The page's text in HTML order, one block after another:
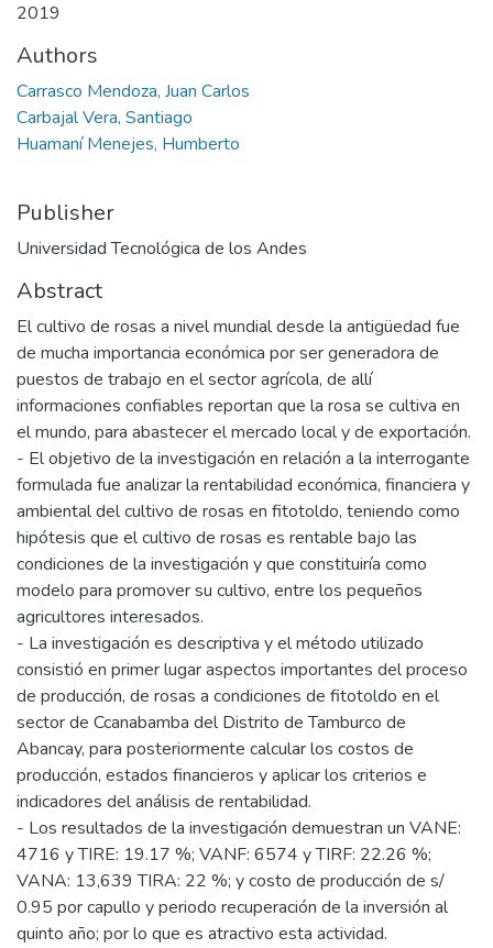
2019
Authors
Carrasco Mendoza, Juan Carlos
Carbajal Vera, Santiago
Huamaní Menejes, Humberto
Publisher
Universidad Tecnológica de los Andes
Abstract
El cultivo de rosas a nivel mundial desde la antigüedad fue
de mucha importancia económica por ser generadora de
puestos de trabajo en el sector agrícola, de allí
informaciones confiables reportan que la rosa se cultiva en
el mundo, para abastecer el mercado local y de exportación.
- El objetivo de la investigación en relación a la interrogante
formulada fue analizar la rentabilidad económica, financiera y
ambiental del cultivo de rosas en fitotoldo, teniendo como
hipótesis que el cultivo de rosas es rentable bajo las
condiciones de la investigación y que constituiría como
modelo para promover su cultivo, entre los pequeños
agricultores interesados.
- La investigación es descriptiva y el método utilizado
consistió en primer lugar aspectos importantes del proceso
de producción, de rosas a condiciones de fitotoldo en el
sector de Ccanabamba del Distrito de Tamburco de
Abancay, para posteriormente calcular los costos de
producción, estados financieros y aplicar los criterios e
indicadores del análisis de rentabilidad.
- Los resultados de la investigación demuestran un VANE:
4716 y TIRE: 19.17 %; VANF: 6574 y TIRF: 22.26 %;
VANA: 13,639 TIRA: 22 %; y costo de producción de s/
0.95 por capullo y periodo recuperación de la inversión al
quinto año; por lo que es atractivo esta actividad.